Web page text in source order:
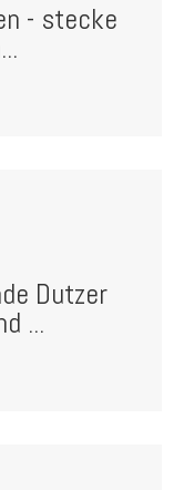
- stecke
Dutzer
...